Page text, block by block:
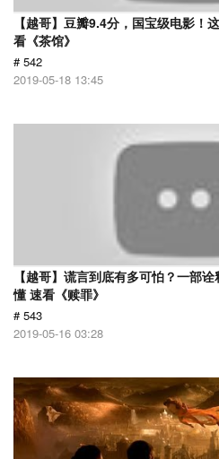
【越哥】豆瓣9.4分，国宝级电影！
看《茶馆》
# 542
2019-05-18 13:45
【越哥】谎言到底有多可怕？一部
懂 速看《赎罪》
# 543
2019-05-16 03:28